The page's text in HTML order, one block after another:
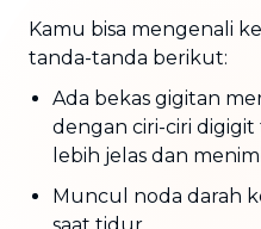
Kamu bisa mengenali
tanda-tanda berikut:
Ada bekas gigitan
dengan ciri-ciri
lebih jelas dan
Muncul noda darah